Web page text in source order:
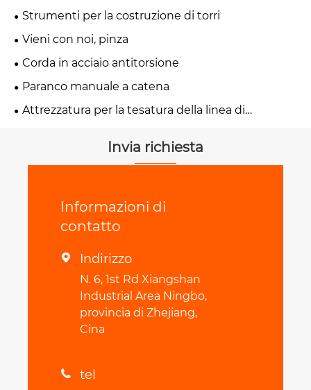
Strumenti per la costruzione di torri
Vieni con noi, pinza
Corda in acciaio antitorsione
Paranco manuale a catena
Attrezzatura per la tesatura della linea di
Invia richiesta
Informazioni di
contatto
 Indirizzo
N. 6, 1st Rd Xiangshan
Industrial Area Ningbo,
provincia di Zhejiang,
Cina
 tel